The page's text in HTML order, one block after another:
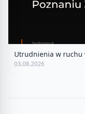
Utrudnienia w ruchu
03.08.2026